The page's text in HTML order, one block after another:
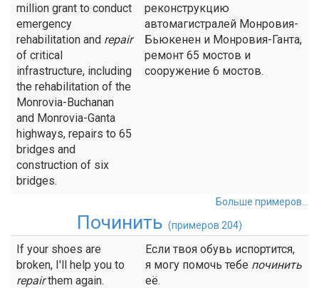
million grant to conduct
emergency
rehabilitation and repair
of critical
infrastructure, including
the rehabilitation of the
Monrovia-Buchanan
and Monrovia-Ganta
highways, repairs to 65
bridges and
construction of six
bridges.
реконструкцию
автомагистралей Монровия-
Бьюкенен и Монровия-Ганта,
ремонт 65 мостов и
сооружение 6 мостов.
Больше примеров...
Починить (примеров 204)
If your shoes are
broken, I'll help you to
repairthem again.
Если твоя обувь испортится,
я могу помочь тебе починить
её.